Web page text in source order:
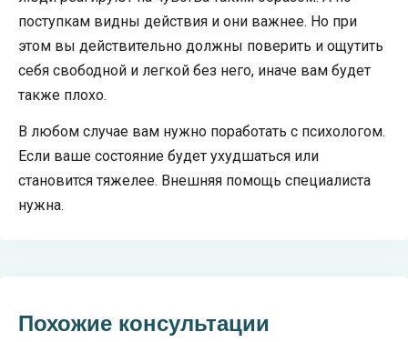
поступкам видны действия и они важнее. Но при
этом вы действительно должны поверить и ощутить
себя свободной и легкой без него, иначе вам будет
также плохо.
В любом случае вам нужно поработать с психологом.
Если ваше состояние будет ухудшаться или
становится тяжелее. Внешняя помощь специалиста
нужна.
Похожие консультации